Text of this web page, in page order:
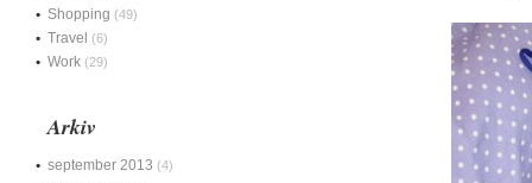
Shopping (49)
Travel (6)
Work (29)
Arkiv
september 2013 (4)